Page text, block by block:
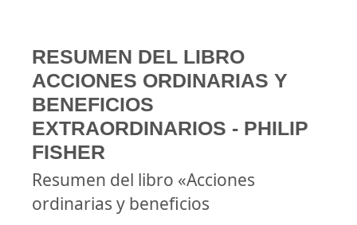
RESUMEN DEL LIBRO
ACCIONES ORDINARIAS Y
BENEFICIOS
EXTRAORDINARIOS - PHILIP
FISHER
Resumen del libro «Acciones
ordinarias y beneficios